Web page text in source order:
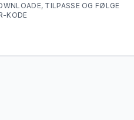
TILPASSE OG FØLGE
KODE